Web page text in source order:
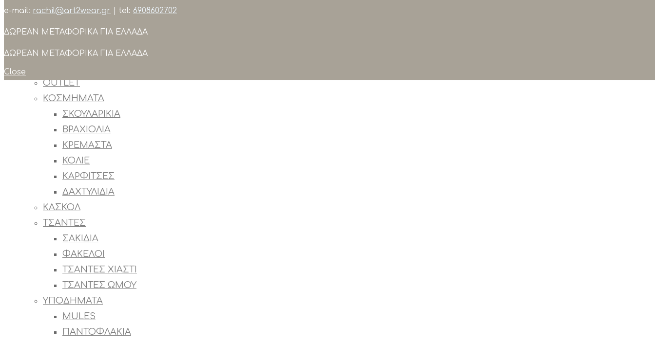
Search
ΣΥΛΛΟΓΕΣ
ΠΡΟΙΟΝΤΑ
OUTLET
ΚΟΣΜΗΜΑΤΑ
ΣΚΟΥΛΑΡΙΚΙΑ
ΒΡΑΧΙΟΛΙΑ
ΚΡΕΜΑΣΤΑ
ΚΟΛΙΕ
ΚΑΡΦΙΤΣΕΣ
ΔΑΧΤΥΛΙΔΙΑ
ΚΑΣΚΟΛ
ΤΣΑΝΤΕΣ
ΣΑΚΙΔΙΑ
ΦΑΚΕΛΟΙ
ΤΣΑΝΤΕΣ ΧΙΑΣΤΙ
ΤΣΑΝΤΕΣ ΩΜΟΥ
ΥΠΟΔΗΜΑΤΑ
MULES
ΠΑΝΤΟΦΛΑΚΙΑ
e-mail: rachil@art2wear.gr | tel: 6908602702
ΔΩΡΕΑΝ ΜΕΤΑΦΟΡΙΚΑ ΓΙΑ ΕΛΛΑΔΑ
ΔΩΡΕΑΝ ΜΕΤΑΦΟΡΙΚΑ ΓΙΑ ΕΛΛΑΔΑ
Close